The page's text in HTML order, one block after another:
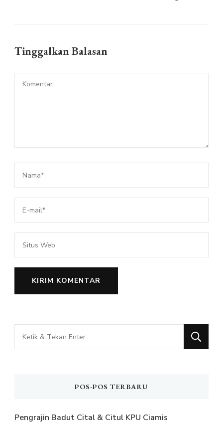
Tinggalkan Balasan
Mencari
Sesuatu?
POS-POS TERBARU
Pengrajin Badut Cital & Citul KPU Ciamis